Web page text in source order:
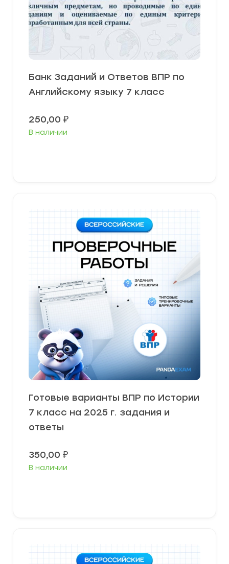
Банк Заданий и Ответов ВПР по
Английскому языку 7 класс
250,00 ₽
В наличии
Готовые варианты ВПР по Истории
7 класс на 2025 г. задания и
ответы
350,00 ₽
В наличии